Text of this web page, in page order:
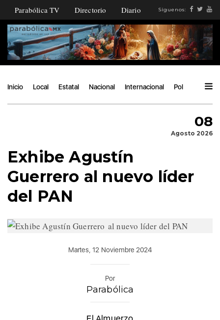
Parabólica TV Directorio Diario Síguenos:
Inicio Local Estatal Nacional Internacional Política
08
Agosto 2026
Exhibe Agustín
Guerrero al nuevo líder
del PAN
Martes, 12 Noviembre 2024
Por
Parabólica